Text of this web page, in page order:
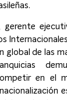
gerente
global de las
en el